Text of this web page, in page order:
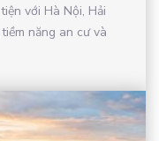
với Hà Nội, Hải
năng an cư và